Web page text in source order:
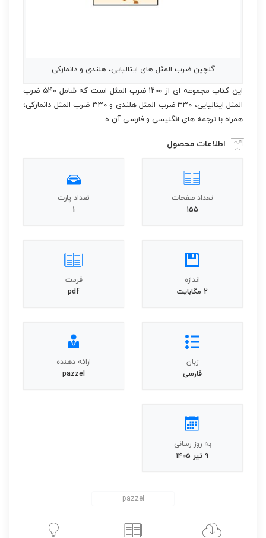
گلچین ضرب المثل های ایتالیایی، هلندی و دانمارکی
این کتاب مجموعه ای از ۱۲۰۰ ضرب المثل است که شامل ۵۴۰ ضرب
المثل ایتالیایی، ۳۳۰ ضرب المثل هلندی و ۳۳۰ ضرب المثل دانمارکی؛
همراه با ترجمه های انگلیسی و فارسی آن ه
اطلاعات محصول
تعداد صفحات
155
تعداد پارت
1
اندازه
2 مگابایت
فرمت
pdf
زبان
فارسی
ارائه دهنده
pazzel
به روز رسانی
۹ تیر ۱۴۰۵
pazzel